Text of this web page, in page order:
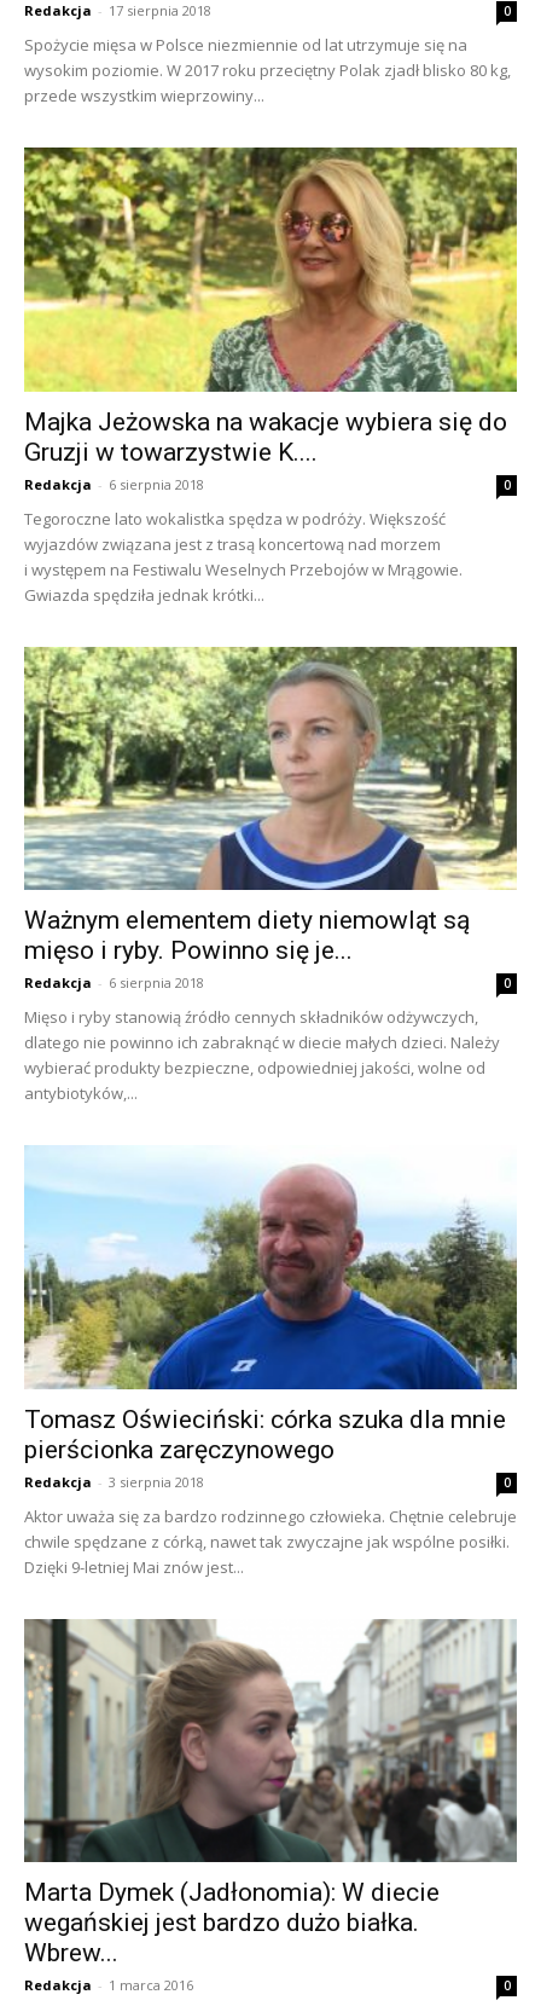
Redakcja - 17 sierpnia 2018 0
Spożycie mięsa w Polsce niezmiennie od lat utrzymuje się na
wysokim poziomie. W 2017 roku przeciętny Polak zjadł blisko 80 kg,
przede wszystkim wieprzowiny...
Majka Jeżowska na wakacje wybiera się do
Gruzji w towarzystwie K....
Redakcja - 6 sierpnia 2018 0
Tegoroczne lato wokalistka spędza w podróży. Większość
wyjazdów związana jest z trasą koncertową nad morzem
i występem na Festiwalu Weselnych Przebojów w Mrągowie.
Gwiazda spędziła jednak krótki...
Ważnym elementem diety niemowląt są
mięso i ryby. Powinno się je...
Redakcja - 6 sierpnia 2018 0
Mięso i ryby stanowią źródło cennych składników odżywczych,
dlatego nie powinno ich zabraknąć w diecie małych dzieci. Należy
wybierać produkty bezpieczne, odpowiedniej jakości, wolne od
antybiotyków,...
Tomasz Oświeciński: córka szuka dla mnie
pierścionka zaręczynowego
Redakcja - 3 sierpnia 2018 0
Aktor uważa się za bardzo rodzinnego człowieka. Chętnie celebruje
chwile spędzane z córką, nawet tak zwyczajne jak wspólne posiłki.
Dzięki 9-letniej Mai znów jest...
Marta Dymek (Jadłonomia): W diecie
wegańskiej jest bardzo dużo białka.
Wbrew...
Redakcja - 1 marca 2016 0